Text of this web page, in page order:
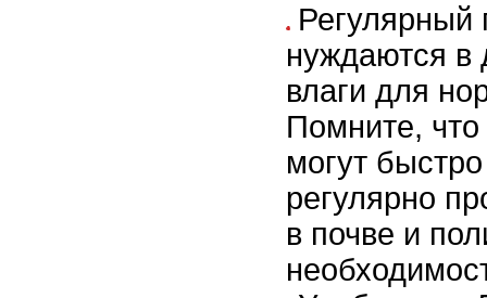
нуждаются в
влаги для
Помните,
могут
регулярно
в почве и